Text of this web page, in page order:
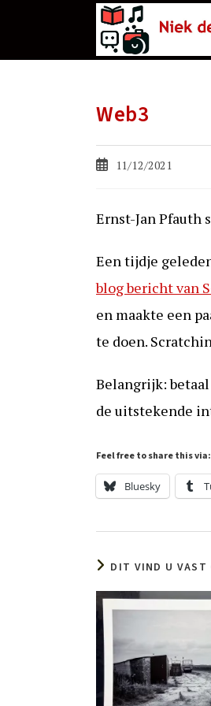
Web3
Bericht11/12/2021
Ernst-Jan Pfauth
Een tijdje
blog bericht van
en maakte een
te doen.
Belangrijk:
de uitstekende
Feel free to share this via:
Bluesky
DIT VIND U VAST